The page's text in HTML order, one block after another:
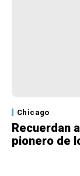
Chicago
Recuerdan
pionero de